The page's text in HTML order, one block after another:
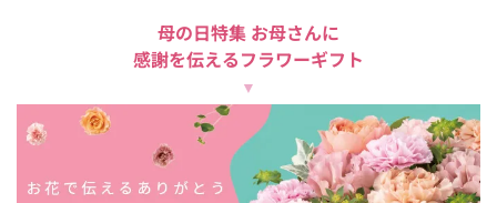
母の日特集 お母さんに
感謝を伝えるフラワーギフト
▼